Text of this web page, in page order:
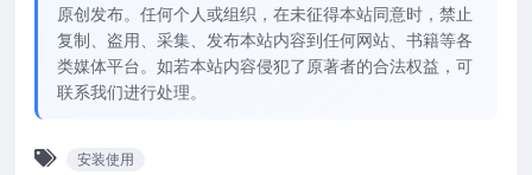
原创发布。任何个人或组织，在未征得本站同意时，禁止
复制、盗用、采集、发布本站内容到任何网站、书籍等各
类媒体平台。如若本站内容侵犯了原著者的合法权益，可
联系我们进行处理。
安装使用